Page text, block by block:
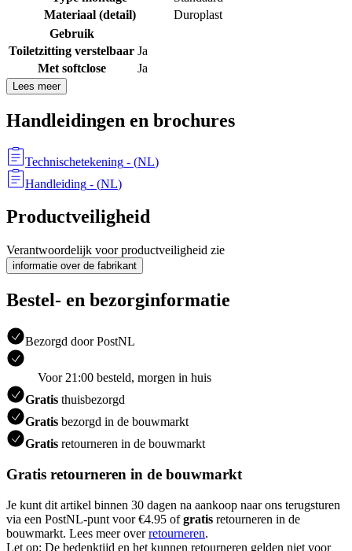
Materiaal (detail)
Duroplast
Gebruik
Toiletzitting verstelbaar Ja
Met softclose
Ja
Lees meer
Handleidingen en brochures
Technischetekening - (NL)
Handleiding - (NL)
Productveiligheid
Verantwoordelijk voor productveiligheid zie
informatie over de fabrikant
Bestel- en bezorginformatie
Bezorgd door PostNL
Voor 21:00 besteld, morgen in huis
Gratis thuisbezorgd
Gratis bezorgd in de bouwmarkt
Gratis retourneren in de bouwmarkt
Gratis retourneren in de bouwmarkt
Je kunt dit artikel binnen 30 dagen na aankoop naar ons terugsturen
via een PostNL-punt voor €4.95 ofgratis retourneren in de
bouwmarkt. Lees meer overretourneren.
Let op: De bedenktijd en het kunnen retourneren gelden niet voor